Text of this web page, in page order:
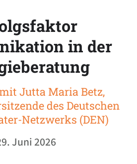
in der
Jutta Maria Betz,
des Deutschen
Netzwerks (DEN)
Juni 2026